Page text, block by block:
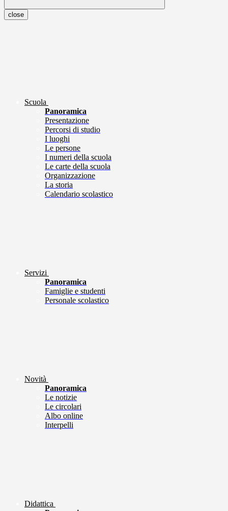
close
Scuola
Panoramica
Presentazione
Percorsi di studio
I luoghi
Le persone
I numeri della scuola
Le carte della scuola
Organizzazione
La storia
Calendario scolastico
Servizi
Panoramica
Famiglie e studenti
Personale scolastico
Novità
Panoramica
Le notizie
Le circolari
Albo online
Interpelli
Didattica